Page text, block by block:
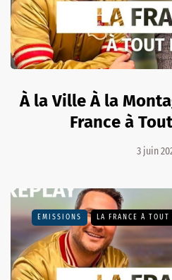
À la Ville À la
France à
3 juin
EMISSIONS LA FRANCE À TOUT